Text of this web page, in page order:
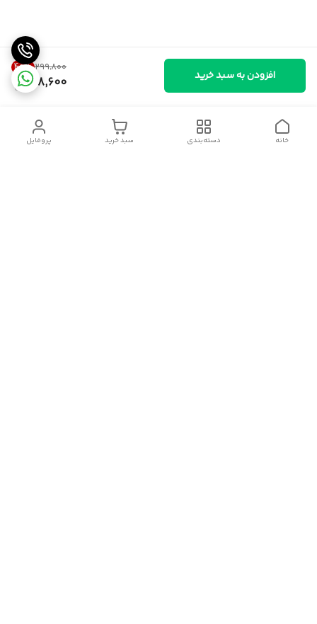
۲۹۹٬۸۰۰ 40%
178,600 افزودن به سبد خرید
پروفایل سبد خرید دسته‌بندی خانه